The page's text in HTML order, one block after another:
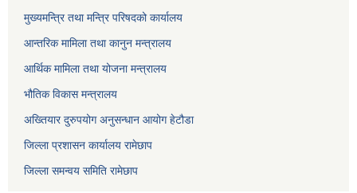
मुख्यमन्त्रि तथा मन्त्रि परिषदको कार्यालय
आन्तरिक मामिला तथा कानुन मन्त्रालय
आर्थिक मामिला तथा योजना मन्त्रालय
भौतिक विकास मन्त्रालय
अख्तियार दुरुपयोग अनुसन्धान आयोग हेटौडा
जिल्ला प्रशासन कार्यालय रामेछाप
जिल्ला समन्वय समिति रामेछाप